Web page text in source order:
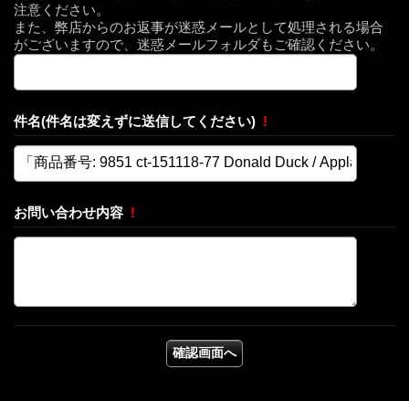
注意ください。
また、弊店からのお返事が迷惑メールとして処理される場合
がございますので、迷惑メールフォルダもご確認ください。
件名(件名は変えずに送信してください) !
お問い合わせ内容 !